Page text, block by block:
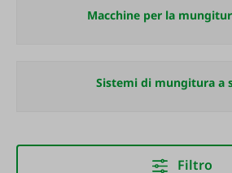
Macchine per la
Sistemi di mungitura a
Filtro